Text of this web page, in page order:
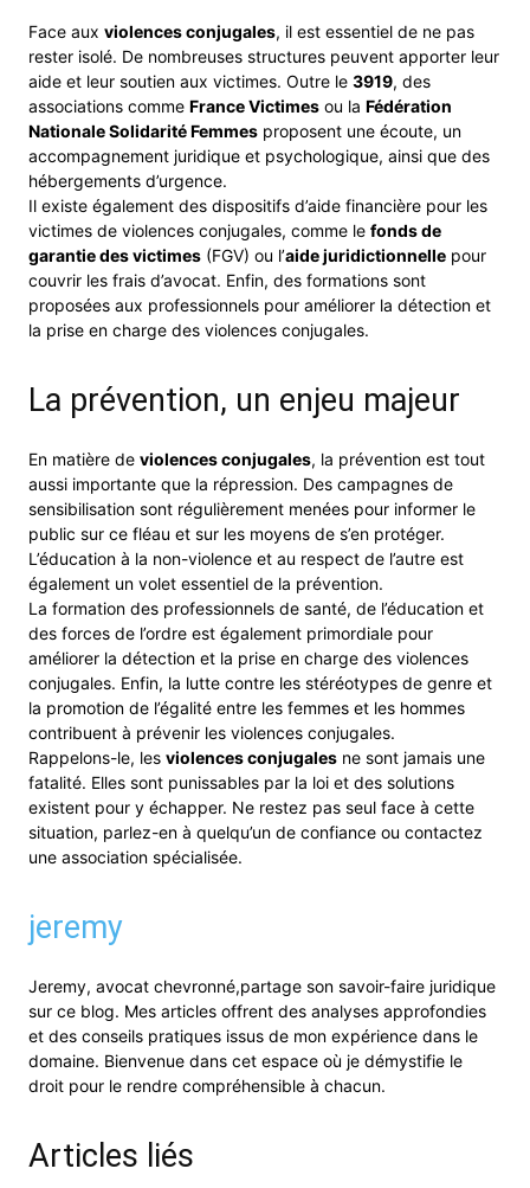
Face aux violences conjugales, il est essentiel de ne pas
rester isolé. De nombreuses structures peuvent apporter leur
aide et leur soutien aux victimes. Outre le 3919, des
associations comme France Victimes ou la Fédération
Nationale Solidarité Femmes proposent une écoute, un
accompagnement juridique et psychologique, ainsi que des
hébergements d’urgence.
Il existe également des dispositifs d’aide financière pour les
victimes de violences conjugales, comme le fonds de
garantie des victimes (FGV) ou l’aide juridictionnelle pour
couvrir les frais d’avocat. Enfin, des formations sont
proposées aux professionnels pour améliorer la détection et
la prise en charge des violences conjugales.
La prévention, un enjeu majeur
En matière de violences conjugales, la prévention est tout
aussi importante que la répression. Des campagnes de
sensibilisation sont régulièrement menées pour informer le
public sur ce fléau et sur les moyens de s’en protéger.
L’éducation à la non-violence et au respect de l’autre est
également un volet essentiel de la prévention.
La formation des professionnels de santé, de l’éducation et
des forces de l’ordre est également primordiale pour
améliorer la détection et la prise en charge des violences
conjugales. Enfin, la lutte contre les stéréotypes de genre et
la promotion de l’égalité entre les femmes et les hommes
contribuent à prévenir les violences conjugales.
Rappelons-le, les violences conjugales ne sont jamais une
fatalité. Elles sont punissables par la loi et des solutions
existent pour y échapper. Ne restez pas seul face à cette
situation, parlez-en à quelqu’un de confiance ou contactez
une association spécialisée.
jeremy
Jeremy, avocat chevronné,partage son savoir-faire juridique
sur ce blog. Mes articles offrent des analyses approfondies
et des conseils pratiques issus de mon expérience dans le
domaine. Bienvenue dans cet espace où je démystifie le
droit pour le rendre compréhensible à chacun.
Articles liés